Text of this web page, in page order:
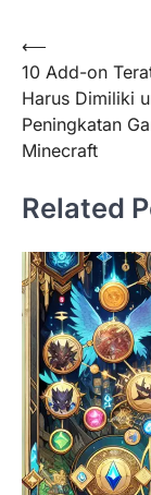
Post
navigation
⟵
10 Add-on
Harus Dimiliki
Peningkatan
Minecraft
Related